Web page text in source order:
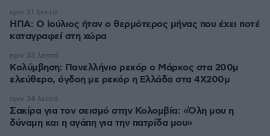
ΗΠΑ: Ο Ιούλιος ήταν ο θερμότερος μήνας που έχει ποτέ
καταγραφεί στη χώρα
πριν 31 λεπτά
Κολύμβηση: Πανελλήνιο ρεκόρ ο Μάρκος στα 200μ
ελεύθερο, όγδοη με ρεκόρ η Ελλάδα στα 4Χ200μ
πριν 33 λεπτά
Σακίρα για τον σεισμό στην Κολομβία: «Όλη μου η
δύναμη και η αγάπη για την πατρίδα μου»
πριν 34 λεπτά